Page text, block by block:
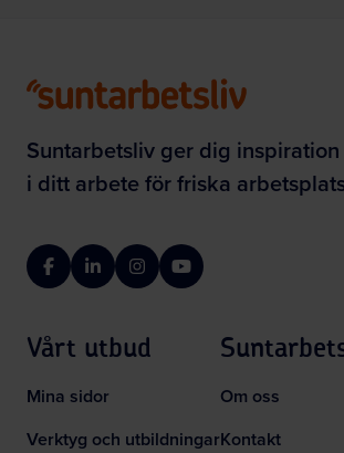
Suntarbetsliv ger dig
i ditt arbete för friska
FacebookLinkedInInstagramYouTube
Vårt utbud
Mina sidor
Verktyg och utbildningar
Om oss
Kontakt